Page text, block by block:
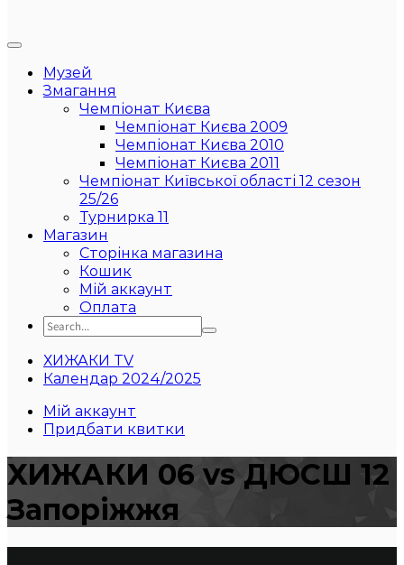
Музей
Змагання
Чемпіонат Києва
Чемпіонат Києва 2009
Чемпіонат Києва 2010
Чемпіонат Києва 2011
Чемпіонат Київської області 12 сезон
25/26
Турнирка 11
Магазин
Сторінка магазина
Кошик
Мій аккаунт
Оплата
ХИЖАКИ TV
Календар 2024/2025
Мій аккаунт
Придбати квитки
ХИЖАКИ 06 vs ДЮСШ 12
Запоріжжя